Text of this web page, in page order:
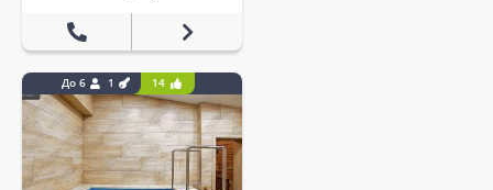
До 6 1 14